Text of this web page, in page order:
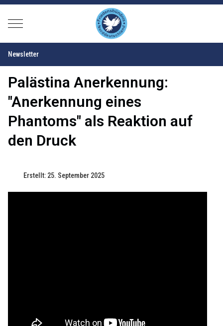
Mobile Menu Toggle
Newsletter
Palästina Anerkennung:
"Anerkennung eines
Phantoms" als Reaktion auf
den Druck
Erstellt: 25. September 2025